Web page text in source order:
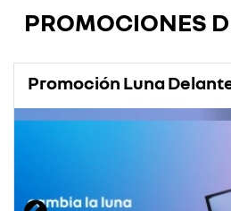
PROMOCIONES
Promoción Luna